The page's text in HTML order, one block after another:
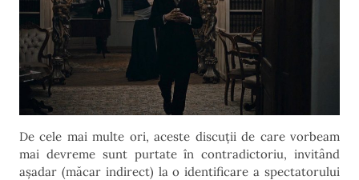
De cele mai multe ori, aceste discuții de care vorbeam
mai devreme sunt purtate în contradictoriu, invitând
așadar (măcar indirect) la o identificare a spectatorului